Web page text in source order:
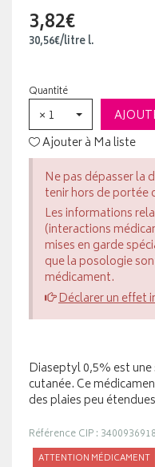
3,82€
30,56€/litrel.
Quantité
× 1
Ajouter à Ma liste
Ne pas dépasser la
tenir hors de portée
Les informations
(interactions
mises en garde
que la posologie
médicament.
Déclarer un effet
Diaseptyl 0,5% est
cutanée. Ce
des plaies peu
Référence CIP :
ATTENTION MÉDICAMENT